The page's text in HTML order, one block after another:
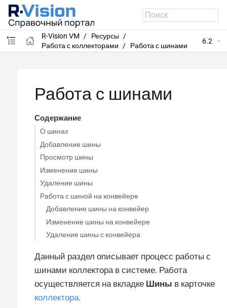
R-Vision VM
Ресурсы
Работа с коллекторами
Работа с шинами
6.2
Работа с шинами
Содержание
О шинах
Добавление шины
Просмотр шины
Изменение шины
Удаление шины
Работа с шиной на конвейере
Добавление шины на конвейер
Изменение шины на конвейере
Удаление шины с конвейера
Данный раздел описывает процесс работы с
шинами коллектора в системе. Работа
осуществляется на вкладке Шины в карточке
коллектора.